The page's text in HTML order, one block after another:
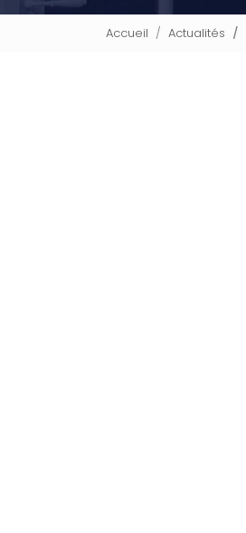
Accueil Actualités